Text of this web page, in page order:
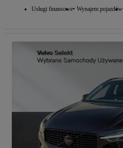
Usługi finansowe Wynajem pojazdów